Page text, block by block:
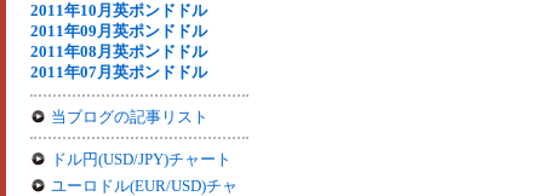
2011年10月英ポンドドル
2011年09月英ポンドドル
2011年08月英ポンドドル
2011年07月英ポンドドル
当ブログの記事リスト
ドル円(USD/JPY)チャート
ユーロドル(EUR/USD)チャ